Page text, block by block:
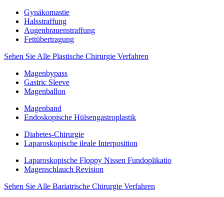
Gynäkomastie
Halsstraffung
Augenbrauenstraffung
Fettübertragung
Sehen Sie Alle Plastische Chirurgie Verfahren
Magenbypass
Gastric Sleeve
Magenballon
Magenband
Endoskopische Hülsengastroplastik
Diabetes-Chirurgie
Laparoskopische ileale Interposition
Laparoskopische Floppy Nissen Fundoplikatio
Magenschlauch Revision
Sehen Sie Alle Bariatrische Chirurgie Verfahren